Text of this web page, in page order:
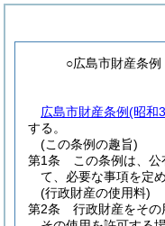
○広島市財産条例
広島市財産条例(昭和
する。
(この条例の趣旨)
第1条
この条例は、
て、必要な事項を定
(行政財産の使用料)
第2条
行政財産をそ